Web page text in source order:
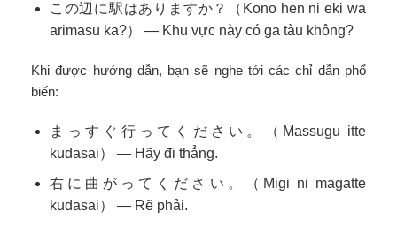
この辺に駅はありますか？（Kono hen ni eki wa
arimasu ka?） — Khu vực này có ga tàu không?
Khi được hướng dẫn, bạn sẽ nghe tới các chỉ dẫn phổ
biến:
まっすぐ行ってください。（Massugu itte
kudasai） — Hãy đi thẳng.
右に曲がってください。（Migi ni magatte
kudasai） — Rẽ phải.